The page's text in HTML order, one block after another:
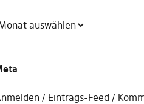
Eintrags-Feed